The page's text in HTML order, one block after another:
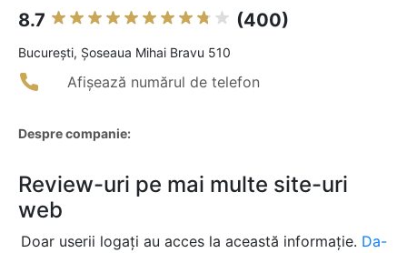
8.7 (400)
Bucureşti, Șoseaua Mihai Bravu 510
Afișează numărul de telefon
Despre companie:
Review-uri pe mai multe site-uri
web
Doar userii logați au acces la această informație. Da-